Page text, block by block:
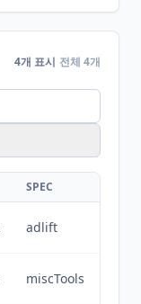
4개 표시 전체 4개
SPEC
adlift
miscTools